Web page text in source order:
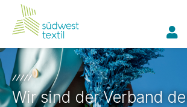
Wir sind der Verband